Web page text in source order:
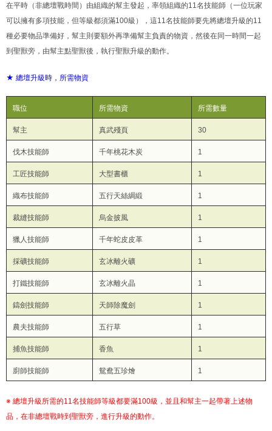
在平時（非總壇戰時間）由組織的幫主發起，率領組織的11名技能師（一位玩家
可以擁有多項技能，但等級都須滿100級），這11名技能師要先將總壇升級的11
種必要物品準備好，幫主則要額外再準備幫主負責的物資，然後在同一時間一起
到聖獸旁，由幫主點聖獸後，執行聖獸升級的動作。
★ 總壇升級時，所需物資
職位 所需物資 所需數量
幫主 真武殘頁 30
伐木技能師 千年桃花木炭 1
工匠技能師 大型書櫃 1
織布技能師 五行天絲綢緞 1
裁縫技能師 烏金披風 1
獵人技能師 千年蛇皮皮革 1
採礦技能師 玄冰離火礦 1
打鐵技能師 玄冰離火晶 1
鑄劍技能師 天師除魔劍 1
農夫技能師 五行草 1
捕魚技能師 香魚 1
廚師技能師 鴛鴦五珍燴 1
※ 總壇升級所需的11名技能師等級都要滿100級，並且和幫主一起帶著上述物
品，在非總壇戰時到聖獸旁，進行升級的動作。